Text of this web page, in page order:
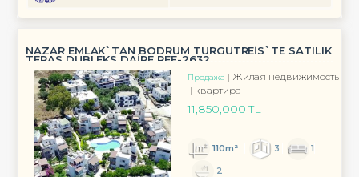
NAZAR EMLAK`TAN BODRUM TURGUTREİS`TE SATILIK
TERAS DUBLEKS DAİRE REF-2632
Продажа
Жилая недвижимость
квартира
11,850,000 TL
110m² 3
1
2